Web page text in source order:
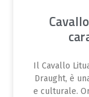
Il Cavallo
Draught, è
e culturale.